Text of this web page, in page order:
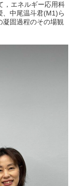
，エネルギー応用科
、中尾温斗君(M1)ら
凝固過程のその場観